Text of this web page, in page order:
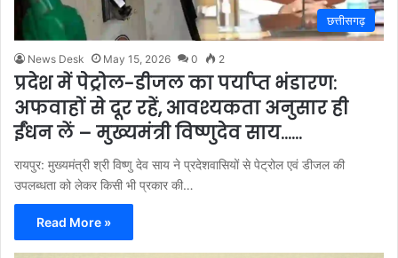
छत्तीसगढ़
News Desk May 15, 2026 0 2
प्रदेश में पेट्रोल-डीजल का पर्याप्त भंडारण:
अफवाहों से दूर रहें, आवश्यकता अनुसार ही
ईंधन लें – मुख्यमंत्री विष्णुदेव साय……
रायपुर: मुख्यमंत्री श्री विष्णु देव साय ने प्रदेशवासियों से पेट्रोल एवं डीजल की
उपलब्धता को लेकर किसी भी प्रकार की…
Read More »